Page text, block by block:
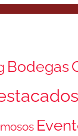
Bodegas